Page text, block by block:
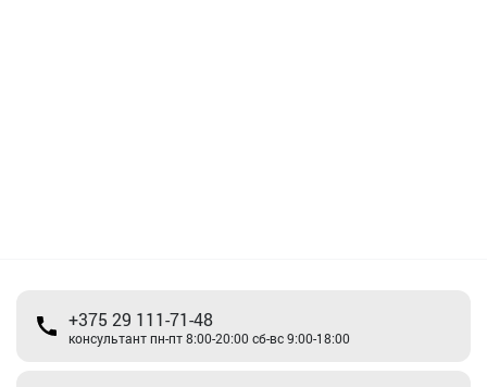
+375 29 111-71-48
консультант пн-пт 8:00-20:00 сб-вс 9:00-18:00